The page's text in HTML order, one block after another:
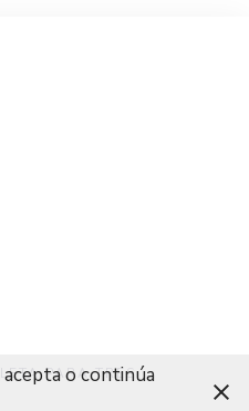
PARA TRES
o continúa